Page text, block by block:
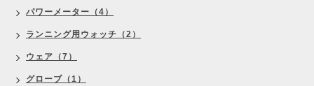
パワーメーター（4）
ランニング用ウォッチ（2）
ウェア（7）
グローブ（1）